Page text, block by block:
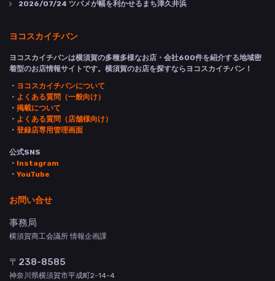
2026/07/24 ツバメが幅を利かせるまち津久井浜
ヨコスカイチバン
ヨコスカイチバンは横須賀の多種多様なお店・会社600件を紹介する地域密
着型のお店情報サイトです。横須賀のお店を探すならヨコスカイチバン！
・ ヨコスカイチバンについて
・ よくある質問（一般向け）
・ 掲載について
・ よくある質問（店舗様向け）
・ 登録店専用管理画面
公式SNS
・ Instagram
・ YouTube
お問い合せ
事務局
横須賀商工会議所 情報企画課
〒238-8585
神奈川県横須賀市平成町2-14-4